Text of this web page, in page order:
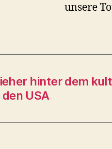
unsere
hinter dem
USA